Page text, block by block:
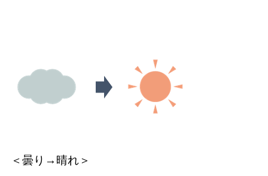
＜曇り→晴れ＞